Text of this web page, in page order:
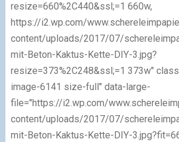
resize=660%2C440&ssl;=1 660w,
https://i2.wp.com/
content/uploads/2017/07/
mit-Beton-Kaktus-Kette-DIY-3.jpg?
resize=373%2C248&ssl;=1 373w"
image-6141 size-full" data-large-
file="https://i2.wp.com/
content/uploads/2017/07/
mit-Beton-Kaktus-Kette-DIY-